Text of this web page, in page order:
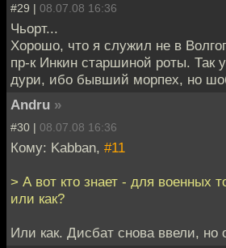
#29 | 08.07.08 16:36
Чьорт...
Хорошо, что я служил не в
пр-к Инкин старшиной роты. Так
дури, ибо бывший морпех, но
Andru »
#30 | 08.07.08 16:36
Кому: Kabban, #11
> А вот кто знает - для военных
или как?
Или как. Дисбат снова ввели, но